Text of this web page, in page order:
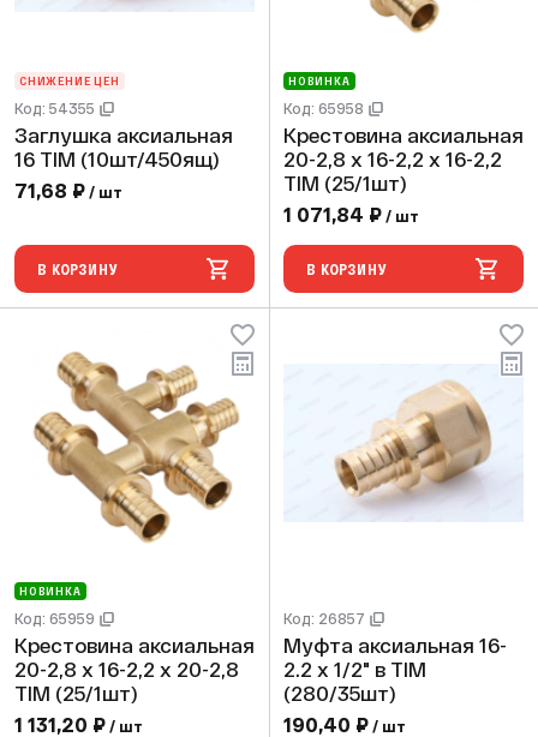
СНИЖЕНИЕ ЦЕН
Код: 54355
Заглушка аксиальная
16 TIM (10шт/450ящ)
71,68 ₽ / шт
В КОРЗИНУ
НОВИНКА
Код: 65958
Крестовина аксиальная
20-2,8 х 16-2,2 х 16-2,2
TIM (25/1шт)
1 071,84 ₽ / шт
В КОРЗИНУ
НОВИНКА
Код: 65959
Крестовина аксиальная
20-2,8 х 16-2,2 х 20-2,8
TIM (25/1шт)
1 131,20 ₽ / шт
Код: 26857
Муфта аксиальная 16-
2.2 х 1/2" в TIM
(280/35шт)
190,40 ₽ / шт